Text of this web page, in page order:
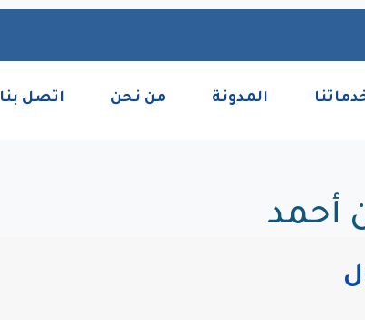
المدونة من نحن اتصل بنا
أحمد